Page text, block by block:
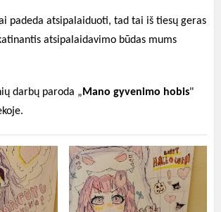
padeda atsipalaiduoti, tad tai iš tiesų geras
atsipalaidavimo būdas mums
darbų paroda „Mano gyvenimo hobis"